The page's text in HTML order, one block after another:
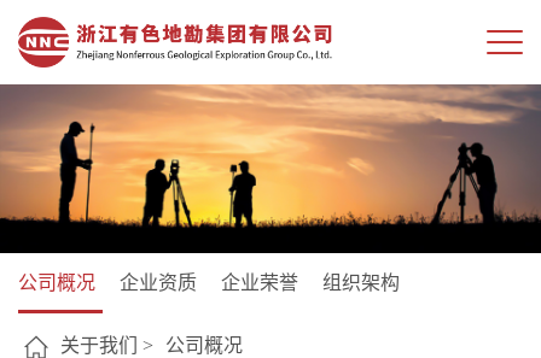
公司概况 企业资质 企业荣誉 组织架构
关于我们 > 公司概况